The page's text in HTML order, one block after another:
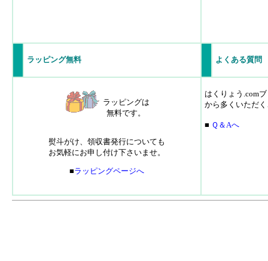
ラッピング無料 よくある質問
ラッピングは
無料です。
熨斗がけ、領収書発行についても
お気軽にお申し付け下さいませ。
■ラッピングページへ
はくりょう.com
から多くいただ
■ Ｑ＆Aへ